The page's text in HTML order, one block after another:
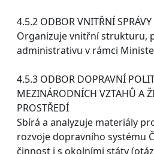
4.5.2 ODBOR VNITŘNÍ SPRÁVY
Organizuje vnitřní strukturu,
administrativu v rámci
4.5.3 ODBOR DOPRAVNÍ
MEZINÁRODNÍCH VZTAHŮ A
PROSTŘEDÍ
Sbírá a analyzuje materiály
rozvoje dopravního systému
činnost i s okolními státy